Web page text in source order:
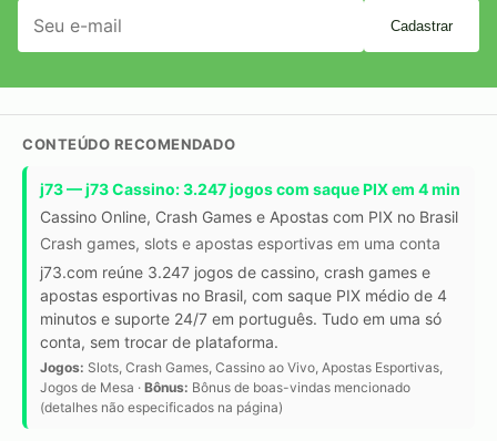
Cadastrar
CONTEÚDO RECOMENDADO
j73 — j73 Cassino: 3.247 jogos com saque PIX em 4 min
Cassino Online, Crash Games e Apostas com PIX no Brasil
Crash games, slots e apostas esportivas em uma conta
j73.com reúne 3.247 jogos de cassino, crash games e
apostas esportivas no Brasil, com saque PIX médio de 4
minutos e suporte 24/7 em português. Tudo em uma só
conta, sem trocar de plataforma.
Jogos: Slots, Crash Games, Cassino ao Vivo, Apostas Esportivas,
Jogos de Mesa · Bônus: Bônus de boas-vindas mencionado
(detalhes não especificados na página)